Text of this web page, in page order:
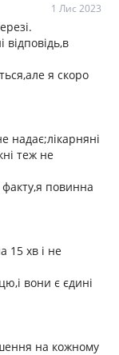
1 Лис 2023
я скоро
надає;лікарняні
теж не
повинна
15 хв і не
вони є єдині
на кожному